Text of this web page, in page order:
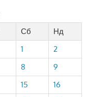
Сб
Нд
1
2
8
9
15
16